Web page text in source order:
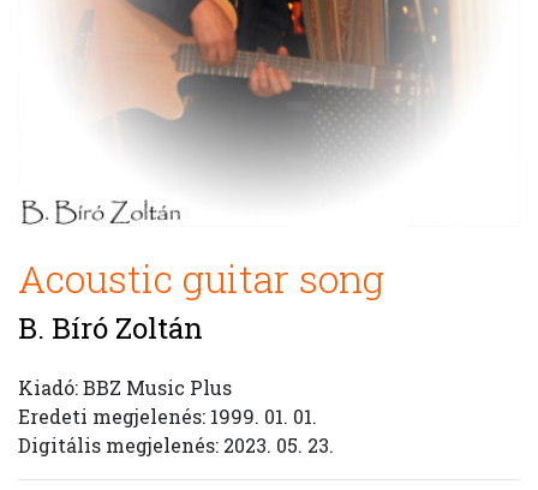
Acoustic guitar song
B. Bíró Zoltán
Kiadó: BBZ Music Plus
Eredeti megjelenés: 1999. 01. 01.
Digitális megjelenés: 2023. 05. 23.